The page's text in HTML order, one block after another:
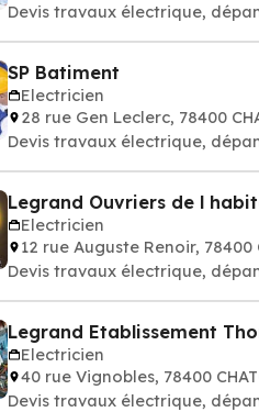
Devis travaux électrique,
SP Batiment
Electricien
28 rue Gen Leclerc, 78400
Devis travaux électrique,
Legrand Ouvriers de l
Electricien
12 rue Auguste Renoir, 78400
Devis travaux électrique,
Legrand Etablissement
Electricien
40 rue Vignobles, 78400
Devis travaux électrique,